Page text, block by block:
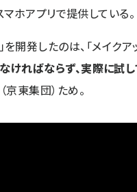
ホアプリで提供している。
発したのは、「メイクア
ればならず、実際に試
（京東集団）ため。